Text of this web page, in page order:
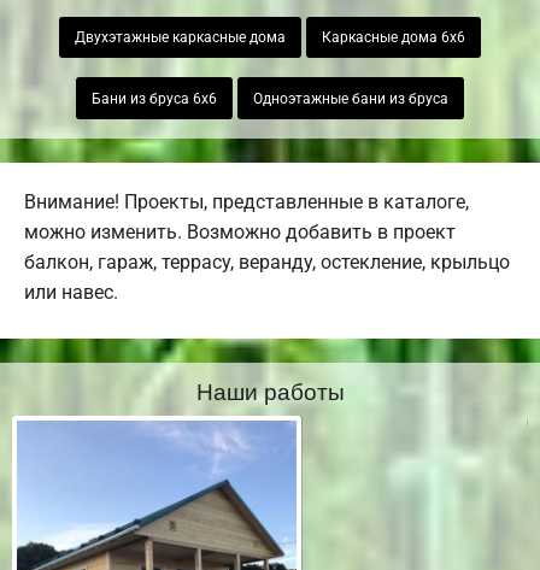
Двухэтажные каркасные дома Каркасные дома 6х6
Бани из бруса 6х6 Одноэтажные бани из бруса
Внимание! Проекты, представленные в каталоге,
можно изменить. Возможно добавить в проект
балкон, гараж, террасу, веранду, остекление, крыльцо
или навес.
Наши работы